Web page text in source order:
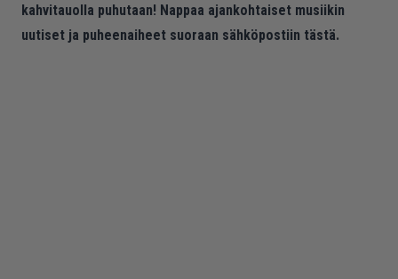
kahvitauolla puhutaan! Nappaa ajankohtaiset musiikin
uutiset ja puheenaiheet suoraan sähköpostiin tästä.